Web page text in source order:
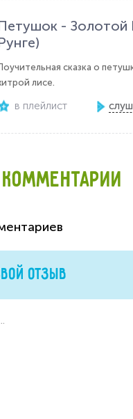
- Золотой
сказка о
лисе.
в плейлист
ОТЗЫВ